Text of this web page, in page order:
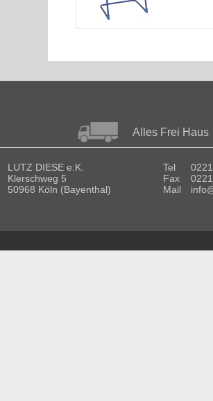
Alles Frei Haus
LUTZ DIESE e.K.
Klerschweg 5
50968 Köln (Bayenthal)
Tel
Fax
Mail